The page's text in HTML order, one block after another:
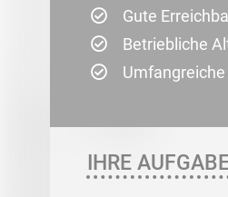
Gute
Betriebliche
IHRE